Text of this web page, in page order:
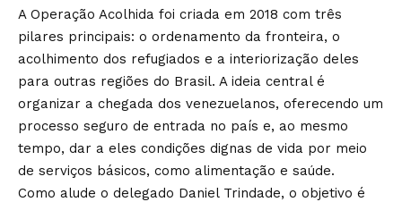
A Operação Acolhida foi criada em 2018 com três
pilares principais: o ordenamento da fronteira, o
acolhimento dos refugiados e a interiorização deles
para outras regiões do Brasil. A ideia central é
organizar a chegada dos venezuelanos, oferecendo um
processo seguro de entrada no país e, ao mesmo
tempo, dar a eles condições dignas de vida por meio
de serviços básicos, como alimentação e saúde.
Como alude o delegado Daniel Trindade, o objetivo é